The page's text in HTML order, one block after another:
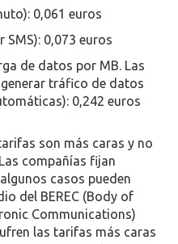
0,061 euros
SMS): 0,073 euros
de datos por MB. Las
tráfico de datos
0,242 euros
son más caras y no
compañías fijan
casos pueden
del BEREC (Body of
Communications)
las tarifas más caras